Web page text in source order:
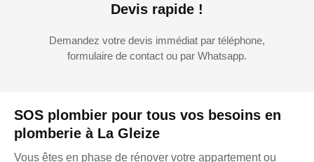
SOS plombier pour tous vos besoins en
plomberie à La Gleize
Vous êtes en phase de rénover votre appartement ou
Devis rapide !
Demandez votre devis immédiat par téléphone,
formulaire de contact ou par Whatsapp.